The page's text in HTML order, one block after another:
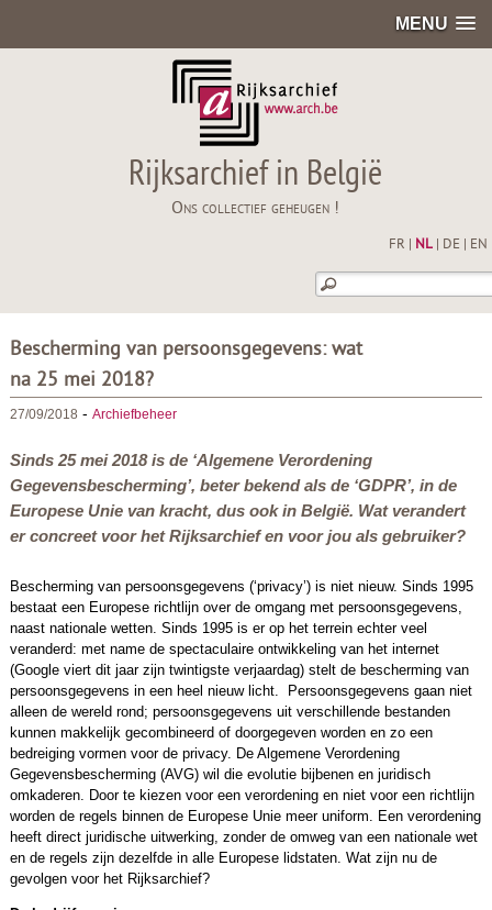
MENU
Rijksarchief in België
Ons collectief geheugen !
FR NL| DE EN
Bescherming van persoonsgegevens: wat
na 25 mei 2018?
27/09/2018 - Archiefbeheer
Sinds 25 mei 2018 is de ‘Algemene Verordening
Gegevensbescherming’, beter bekend als de ‘GDPR’, in de
Europese Unie van kracht, dus ook in België. Wat verandert
er concreet voor het Rijksarchief en voor jou als gebruiker?
Bescherming van persoonsgegevens (‘privacy’) is niet nieuw. Sinds 1995
bestaat een Europese richtlijn over de omgang met persoonsgegevens,
naast nationale wetten. Sinds 1995 is er op het terrein echter veel
veranderd: met name de spectaculaire ontwikkeling van het internet
(Google viert dit jaar zijn twintigste verjaardag) stelt de bescherming van
persoonsgegevens in een heel nieuw licht. Persoonsgegevens gaan niet
alleen de wereld rond; persoonsgegevens uit verschillende bestanden
kunnen makkelijk gecombineerd of doorgegeven worden en zo een
bedreiging vormen voor de privacy. De Algemene Verordening
Gegevensbescherming (AVG) wil die evolutie bijbenen en juridisch
omkaderen. Door te kiezen voor een verordening en niet voor een richtlijn
worden de regels binnen de Europese Unie meer uniform. Een verordening
heeft direct juridische uitwerking, zonder de omweg van een nationale wet
en de regels zijn dezelfde in alle Europese lidstaten. Wat zijn nu de
gevolgen voor het Rijksarchief?